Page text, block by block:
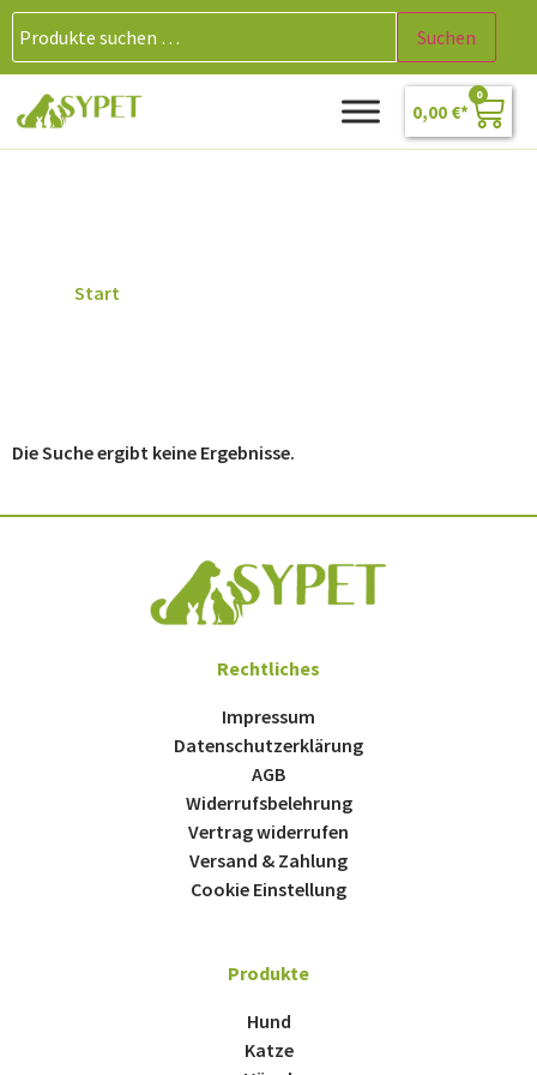
Suchen
0,00 €
0
Start
Die Suche ergibt keine Ergebnisse.
Rechtliches
Impressum
Datenschutzerklärung
AGB
Widerrufsbelehrung
Vertrag widerrufen
Versand & Zahlung
Cookie Einstellung
Produkte
Hund
Katze